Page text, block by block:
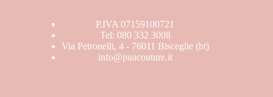
P.IVA 07159100721
Tel: 080 332 3008
Via Petronelli, 4 - 76011 Bisceglie (bt)
info@puacouture.it